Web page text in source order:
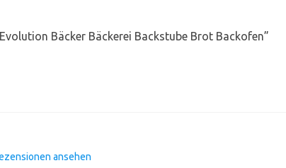
Bäcker Bäckerei Backstube Brot Backofen”
ansehen